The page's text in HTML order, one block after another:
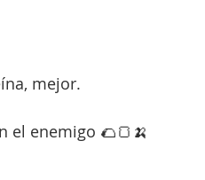
mejor.
el enemigo 🌮🍞🍌